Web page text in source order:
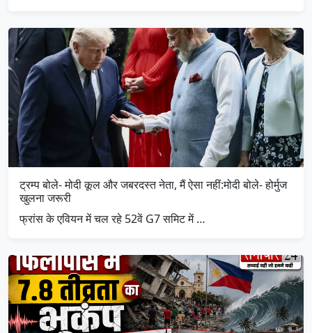
ट्रम्प बोले- मोदी कूल और जबरदस्त नेता, मैं ऐसा नहीं:मोदी बोले- होर्मुज
खुलना जरूरी
फ्रांस के एवियन में चल रहे 52वें G7 समिट में …